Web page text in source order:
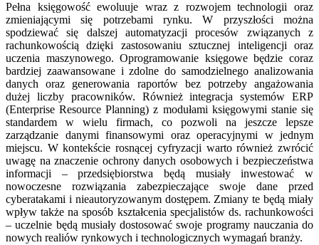
Pełna księgowość ewoluuje wraz z rozwojem technologii oraz
zmieniającymi się potrzebami rynku. W przyszłości można
spodziewać się dalszej automatyzacji procesów związanych z
rachunkowością dzięki zastosowaniu sztucznej inteligencji oraz
uczenia maszynowego. Oprogramowanie księgowe będzie coraz
bardziej zaawansowane i zdolne do samodzielnego analizowania
danych oraz generowania raportów bez potrzeby angażowania
dużej liczby pracowników. Również integracja systemów ERP
(Enterprise Resource Planning) z modułami księgowymi stanie się
standardem w wielu firmach, co pozwoli na jeszcze lepsze
zarządzanie danymi finansowymi oraz operacyjnymi w jednym
miejscu. W kontekście rosnącej cyfryzacji warto również zwrócić
uwagę na znaczenie ochrony danych osobowych i bezpieczeństwa
informacji – przedsiębiorstwa będą musiały inwestować w
nowoczesne rozwiązania zabezpieczające swoje dane przed
cyberatakami i nieautoryzowanym dostępem. Zmiany te będą miały
wpływ także na sposób kształcenia specjalistów ds. rachunkowości
– uczelnie będą musiały dostosować swoje programy nauczania do
nowych realiów rynkowych i technologicznych wymagań branży.